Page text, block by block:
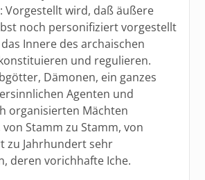
Vorgestellt wird, daß äußere
noch personifiziert vorgestellt
Innere des archaischen
und regulieren.
Dämonen, ein ganzes
Agenten und
organisierten Mächten
von Stamm zu Stamm, von
zu Jahrhundert sehr
deren vorichhafte Iche.